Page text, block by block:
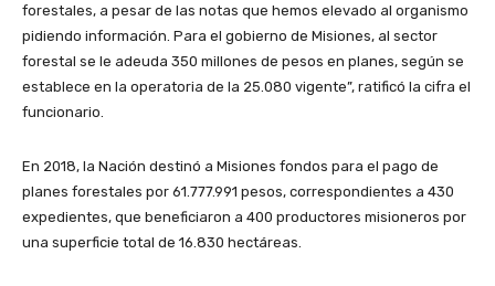
forestales, a pesar de las notas que hemos elevado al organismo
pidiendo información. Para el gobierno de Misiones, al sector
forestal se le adeuda 350 millones de pesos en planes, según se
establece en la operatoria de la 25.080 vigente”, ratificó la cifra el
funcionario.
En 2018, la Nación destinó a Misiones fondos para el pago de
planes forestales por 61.777.991 pesos, correspondientes a 430
expedientes, que beneficiaron a 400 productores misioneros por
una superficie total de 16.830 hectáreas.